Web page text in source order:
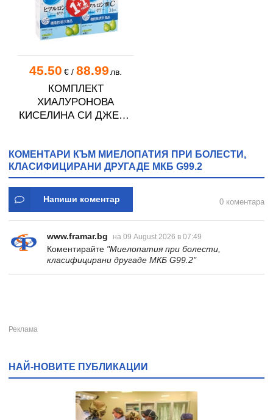
45.50 €/ 88.99 лв.
КОМПЛЕКТ
ХИАЛУРОНОВА
КИСЕЛИНА СИ ДЖЕЛИ
КОМЕНТАРИ КЪМ МИЕЛОПАТИЯ ПРИ БОЛЕСТИ,
КЛАСИФИЦИРАНИ ДРУГАДЕ МКБ G99.2
Напиши коментар 0 коментара
www.framar.bg на 09 August 2026 в 07:49
Коментирайте "Миелопатия при болести,
класифицирани другаде МКБ G99.2"
НАЙ-НОВИТЕ ПУБЛИКАЦИИ